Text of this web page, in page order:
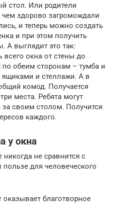
стол. Или родители
чем здорово загромождали
и теперь можно создать
и при этом получить
А выглядит это так:
всего окна от стены до
обеим сторонам – тумба и
и стеллажи. А в
комод. Получается
места. Ребята могут
своим столом. Получится
каждого.
у окна
не сравнится с
для человеческого
оказывает благотворное